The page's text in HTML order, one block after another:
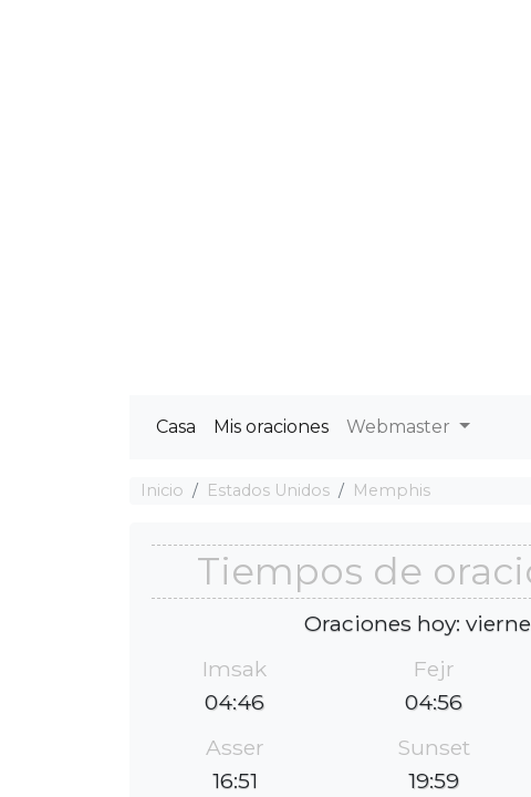
Casa Mis oraciones Webmaster
Inicio Estados Unidos Memphis
Tiempos de
Oraciones hoy:
Imsak
04:46
Fejr
04:56
Asser
16:51
Sunset
19:59